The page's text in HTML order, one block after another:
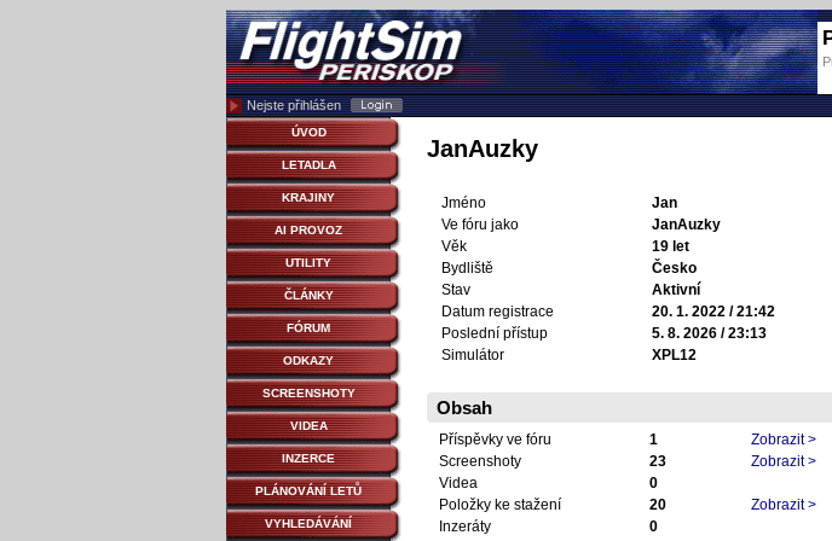
Nejste přihlášen
ÚVOD
LETADLA
KRAJINY
AI PROVOZ
UTILITY
ČLÁNKY
FÓRUM
ODKAZY
SCREENSHOTY
VIDEA
INZERCE
PLÁNOVÁNÍ LETŮ
VYHLEDÁVÁNÍ
JanAuzky
Jméno
Jan
Ve fóru jako
JanAuzky
Věk
19 let
Bydliště
Česko
Stav
Aktivní
Datum registrace
20. 1. 2022 / 21:42
Poslední přístup
5. 8. 2026 / 23:13
Simulátor
XPL12
Obsah
Příspěvky ve fóru 1
Zobrazit >
Screenshoty
23
Zobrazit >
Videa
0
Položky ke stažení
20
Zobrazit >
Inzeráty
0